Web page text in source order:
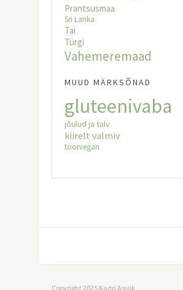
Prantsusmaa
Sri Lanka
Tai
Türgi
Vahemeremaad
MUUD MÄRKSÕNAD
gluteenivaba
jõulud ja talv
kiirelt valmiv
toorvegan
Copyright 2025 Kadri Aavik